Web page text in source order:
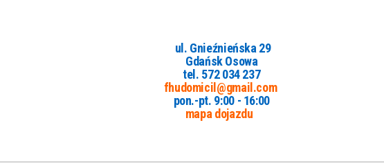
ul. Gnieźnieńska 29
Gdańsk Osowa
tel. 572 034 237
fhudomicil@gmail.com
pon.-pt. 9:00 - 16:00
mapa dojazdu